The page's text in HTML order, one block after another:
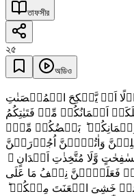
তাফসীর
২৫
অডিও
اَنۡ یَّنۡکِحَ الۡمُحۡصَنٰتِ
اَیۡمَانُکُمۡ مِّنۡ فَتَیٰتِکُمُ
بِاِیۡمَانِکُمۡ ؕ بَعۡضُکُمۡ مِّنۡۢ
وَاٰتُوۡہُنَّ اُجُوۡرَہُنَّ
وَّلَا مُتَّخِذٰتِ اَخۡدَانٍ
فَعَلَیۡہِنَّ نِصۡفُ مَا عَلَی
خَشِیَ الۡعَنَتَ مِنۡکُمۡ